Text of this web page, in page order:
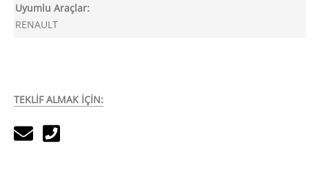
Uyumlu Araçlar:
RENAULT
TEKLİF ALMAK İÇİN: